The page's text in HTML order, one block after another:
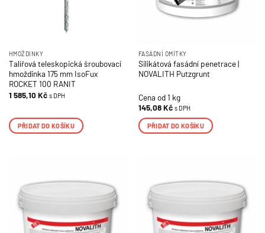
HMOŽDINKY
Talířová teleskopická šroubovací
hmoždinka 175 mm IsoFux
ROCKET 100 RANIT
1 585,10Kč s DPH
PŘIDAT DO KOŠÍKU
FASÁDNÍ OMÍTKY
Silikátová fasádní penetrace |
NOVALITH Putzgrunt
Cena od 1 kg
145,08Kč s DPH
PŘIDAT DO KOŠÍKU